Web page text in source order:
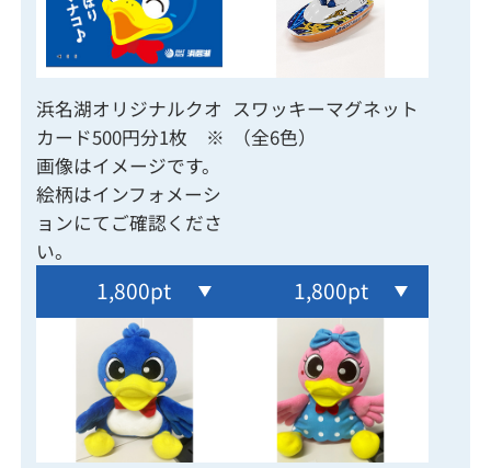
浜名湖オリジナルクオ
カード500円分1枚 ※
画像はイメージです。
絵柄はインフォメーシ
ョンにてご確認くださ
い。
スワッキーマグネット
（全6色）
1,800pt 1,800pt